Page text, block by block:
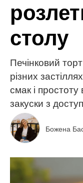
столу
Печінковий
різних
смак і простоту
закуски з
Божена